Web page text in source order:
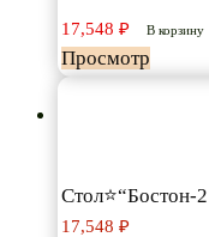
камень
17,548 ₽ В корзину
Просмотр
Стол⭐“Бостон-
17,548 ₽